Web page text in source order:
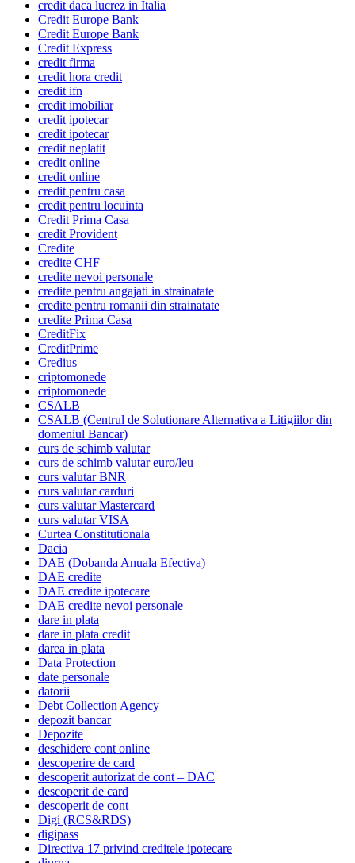
credit daca lucrez in Italia
Credit Europe Bank
Credit Europe Bank
Credit Express
credit firma
credit hora credit
credit ifn
credit imobiliar
credit ipotecar
credit ipotecar
credit neplatit
credit online
credit online
credit pentru casa
credit pentru locuinta
Credit Prima Casa
credit Provident
Credite
credite CHF
credite nevoi personale
credite pentru angajati in strainatate
credite pentru romanii din strainatate
credite Prima Casa
CreditFix
CreditPrime
Credius
criptomonede
criptomonede
CSALB
CSALB (Centrul de Solutionare Alternativa a Litigiilor din
domeniul Bancar)
curs de schimb valutar
curs de schimb valutar euro/leu
curs valutar BNR
curs valutar carduri
curs valutar Mastercard
curs valutar VISA
Curtea Constitutionala
Dacia
DAE (Dobanda Anuala Efectiva)
DAE credite
DAE credite ipotecare
DAE credite nevoi personale
dare in plata
dare in plata credit
darea in plata
Data Protection
date personale
datorii
Debt Collection Agency
depozit bancar
Depozite
deschidere cont online
descoperire de card
descoperit autorizat de cont – DAC
descoperit de card
descoperit de cont
Digi (RCS&RDS)
digipass
Directiva 17 privind creditele ipotecare